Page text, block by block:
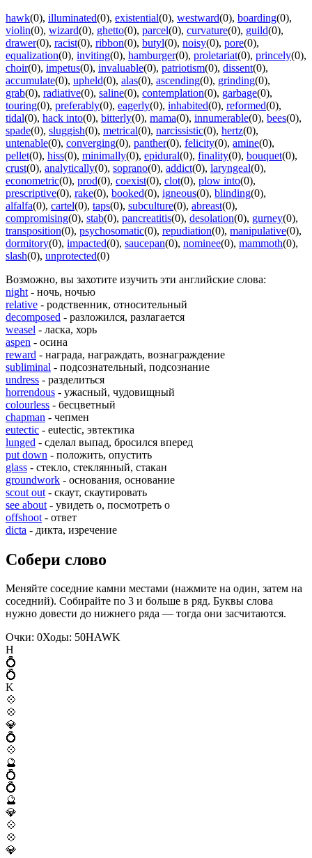
hawk(0), illuminated(0), existential(0), westward(0), boarding(0),
violin(0), wizard(0), ghetto(0), parcel(0), curvature(0), guild(0),
drawer(0), racist(0), ribbon(0), butyl(0), noisy(0), pore(0),
equalization(0), inviting(0), hamburger(0), proletariat(0), princely(0),
choir(0), impetus(0), invaluable(0), patriotism(0), dissent(0),
accumulate(0), upheld(0), alas(0), ascending(0), grinding(0),
grab(0), radiative(0), saline(0), contemplation(0), garbage(0),
touring(0), preferably(0), eagerly(0), inhabited(0), reformed(0),
tidal(0), hack into(0), bitterly(0), mama(0), innumerable(0), bees(0),
spade(0), sluggish(0), metrical(0), narcissistic(0), hertz(0),
untenable(0), converging(0), panther(0), felicity(0), amine(0),
pellet(0), hiss(0), minimally(0), epidural(0), finality(0), bouquet(0),
crust(0), analytically(0), soprano(0), addict(0), laryngeal(0),
econometric(0), prod(0), coexist(0), clot(0), plow into(0),
prescriptive(0), rake(0), booked(0), igneous(0), blinding(0),
alfalfa(0), cartel(0), taps(0), subculture(0), abreast(0),
compromising(0), stab(0), pancreatitis(0), desolation(0), gurney(0),
transposition(0), psychosomatic(0), repudiation(0), manipulative(0),
dormitory(0), impacted(0), saucepan(0), nominee(0), mammoth(0),
slash(0), unprotected(0)
Возможно, вы захотите изучить эти английские слова:
night - ночь, ночью
relative - родственник, относительный
decomposed - разложился, разлагается
weasel - ласка, хорь
aspen - осина
reward - награда, награждать, вознаграждение
subliminal - подсознательный, подсознание
undress - разделиться
horrendous - ужасный, чудовищный
colourless - бесцветный
chapman - чепмен
eutectic - eutectic, эвтектика
lunged - сделал выпад, бросился вперед
put down - положить, опустить
glass - стекло, стеклянный, стакан
groundwork - основания, основание
scout out - скаут, скаутировать
see about - увидеть о, посмотреть о
offshoot - ответ
dicta - дикта, изречение
Собери слово
Меняйте соседние камни местами (нажмите на один, затем на
соседний). Собирайте по 3 и больше в ряд. Буквы слова
нужно довести до нижнего ряда — тогда они засчитаются.
Очки: 0Ходы: 50HAWK
H
💍
💍
K
💠
💠
💎
💍
💠
🔮
💍
💍
🔮
💎
💠
💠
💎